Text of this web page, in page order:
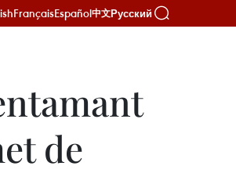
FrançaisEspañol中文Русский
de